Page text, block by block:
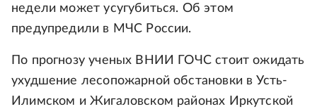
недели может усугубиться. Об этом
предупредили в МЧС России.
По прогнозу ученых ВНИИ ГОЧС стоит ожидать
ухудшение лесопожарной обстановки в Усть-
Илимском и Жигаловском районах Иркутской